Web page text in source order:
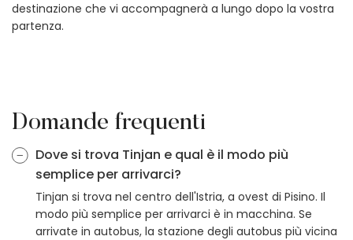
destinazione che vi accompagnerà a lungo dopo la vostra
partenza.
Domande frequenti
Dove si trova Tinjan e qual è il modo più
semplice per arrivarci?
Tinjan si trova nel centro dell'Istria, a ovest di Pisino. Il
modo più semplice per arrivarci è in macchina. Se
arrivate in autobus, la stazione degli autobus più vicina